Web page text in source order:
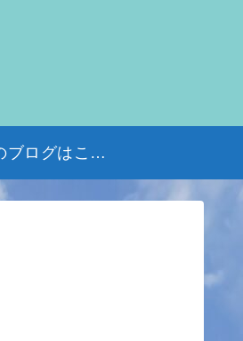
息子のブログはこちら